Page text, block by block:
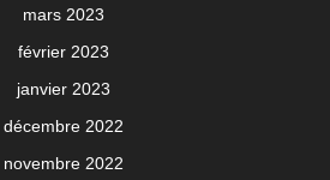
mars 2023
février 2023
janvier 2023
décembre 2022
novembre 2022